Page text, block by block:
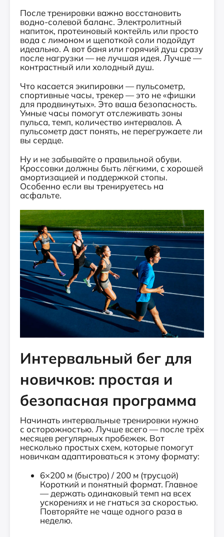
После тренировки важно восстановить
водно-солевой баланс. Электролитный
напиток, протеиновый коктейль или просто
вода с лимоном и щепоткой соли подойдут
идеально. А вот баня или горячий душ сразу
после нагрузки — не лучшая идея. Лучше —
контрастный или холодный душ.
Что касается экипировки — пульсометр,
спортивные часы, трекер — это не «фишки
для продвинутых». Это ваша безопасность.
Умные часы помогут отслеживать зоны
пульса, темп, количество интервалов. А
пульсометр даст понять, не перегружаете ли
вы сердце.
Ну и не забывайте о правильной обуви.
Кроссовки должны быть лёгкими, с хорошей
амортизацией и поддержкой стопы.
Особенно если вы тренируетесь на
асфальте.
Интервальный бег для
новичков: простая и
безопасная программа
Начинать интервальные тренировки нужно
с осторожностью. Лучше всего — после трёх
месяцев регулярных пробежек. Вот
несколько простых схем, которые помогут
новичкам адаптироваться к этому формату:
6×200 м (быстро) / 200 м (трусцой)
Короткий и понятный формат. Главное
— держать одинаковый темп на всех
ускорениях и не гнаться за скоростью.
Повторяйте не чаще одного раза в
неделю.